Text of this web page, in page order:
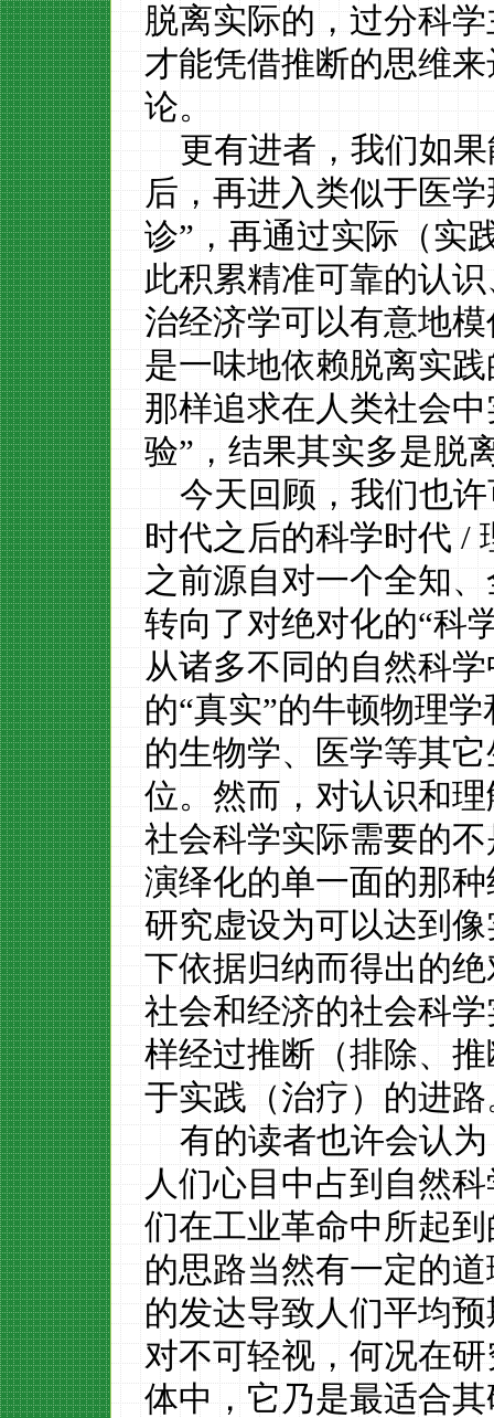
脱离实际的，过分科
才能凭借推断的思维
论。
更有进者，我们如
后，再进入类似于医
诊”，再通过实际（实
此积累精准可靠的认
治经济学可以有意地
是一味地依赖脱离实
那样追求在人类社会
验”，结果其实多是脱
今天回顾，我们也
时代之后的科学时代 /
之前源自对一个全知
转向了对绝对化的“科
从诸多不同的自然科
的“真实”的牛顿物理
的生物学、医学等其
位。然而，对认识和
社会科学实际需要的
演绎化的单一面的那
研究虚设为可以达到
下依据归纳而得出的
社会和经济的社会科
样经过推断（排除、
于实践（治疗）的进路
有的读者也许会认
人们心目中占到自然
们在工业革命中所起
的思路当然有一定的
的发达导致人们平均
对不可轻视，何况在
体中，它乃是最适合